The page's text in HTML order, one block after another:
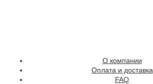
О компании
Оплата и доставка
FAQ